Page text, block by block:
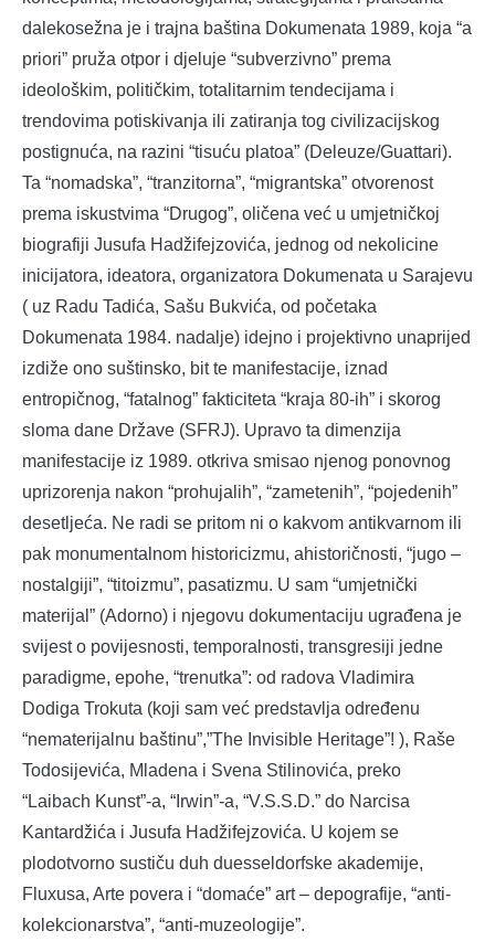
dalekosežna je i trajna baština Dokumenata 1989, koja “a
priori” pruža otpor i djeluje “subverzivno” prema
ideološkim, političkim, totalitarnim tendecijama i
trendovima potiskivanja ili zatiranja tog civilizacijskog
postignuća, na razini “tisuću platoa” (Deleuze/Guattari).
Ta “nomadska”, “tranzitorna”, “migrantska” otvorenost
prema iskustvima “Drugog”, oličena već u umjetničkoj
biografiji Jusufa Hadžifejzovića, jednog od nekolicine
inicijatora, ideatora, organizatora Dokumenata u Sarajevu
( uz Radu Tadića, Sašu Bukvića, od početaka
Dokumenata 1984. nadalje) idejno i projektivno unaprijed
izdiže ono suštinsko, bit te manifestacije, iznad
entropičnog, “fatalnog” fakticiteta “kraja 80-ih” i skorog
sloma dane Države (SFRJ). Upravo ta dimenzija
manifestacije iz 1989. otkriva smisao njenog ponovnog
uprizorenja nakon “prohujalih”, “zametenih”, “pojedenih”
desetljeća. Ne radi se pritom ni o kakvom antikvarnom ili
pak monumentalnom historicizmu, ahistoričnosti, “jugo –
nostalgiji”, “titoizmu”, pasatizmu. U sam “umjetnički
materijal” (Adorno) i njegovu dokumentaciju ugrađena je
svijest o povijesnosti, temporalnosti, transgresiji jedne
paradigme, epohe, “trenutka”: od radova Vladimira
Dodiga Trokuta (koji sam već predstavlja određenu
“nematerijalnu baštinu”,”The Invisible Heritage”! ), Raše
Todosijevića, Mladena i Svena Stilinovića, preko
“Laibach Kunst”-a, “Irwin”-a, “V.S.S.D.” do Narcisa
Kantardžića i Jusufa Hadžifejzovića. U kojem se
plodotvorno sustiču duh duesseldorfske akademije,
Fluxusa, Arte povera i “domaće” art – depografije, “anti-
kolekcionarstva”, “anti-muzeologije”.